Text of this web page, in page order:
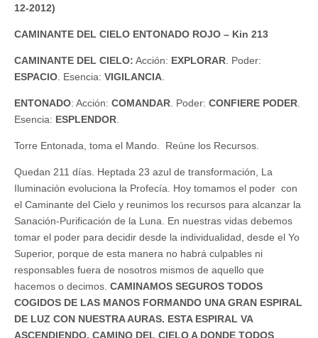
12-2012)
CAMINANTE DEL CIELO ENTONADO ROJO – Kin 213
CAMINANTE DEL CIELO: Acción: EXPLORAR . Poder:
ESPACIO . Esencia: VIGILANCIA
ENTONADO: Acción: COMANDAR . Poder: CONFIERE PODER
Esencia: ESPLENDOR
Torre Entonada, toma el Mando. Reúne los Recursos.
Quedan 211 días. Heptada 23 azul de transformación, La
Iluminación evoluciona la Profecía. Hoy tomamos el poder con
el Caminante del Cielo y reunimos los recursos para alcanzar la
Sanación-Purificación de la Luna. En nuestras vidas debemos
tomar el poder para decidir desde la individualidad, desde el Yo
Superior, porque de esta manera no habrá culpables ni
responsables fuera de nosotros mismos de aquello que
hacemos o decimos. CAMINAMOS SEGUROS TODOS
COGIDOS DE LAS MANOS FORMANDO UNA GRAN ESPIRAL
DE LUZ CON NUESTRA AURAS. ESTA ESPIRAL VA
ASCENDIENDO, CAMINO DEL CIELO A DONDE TODOS